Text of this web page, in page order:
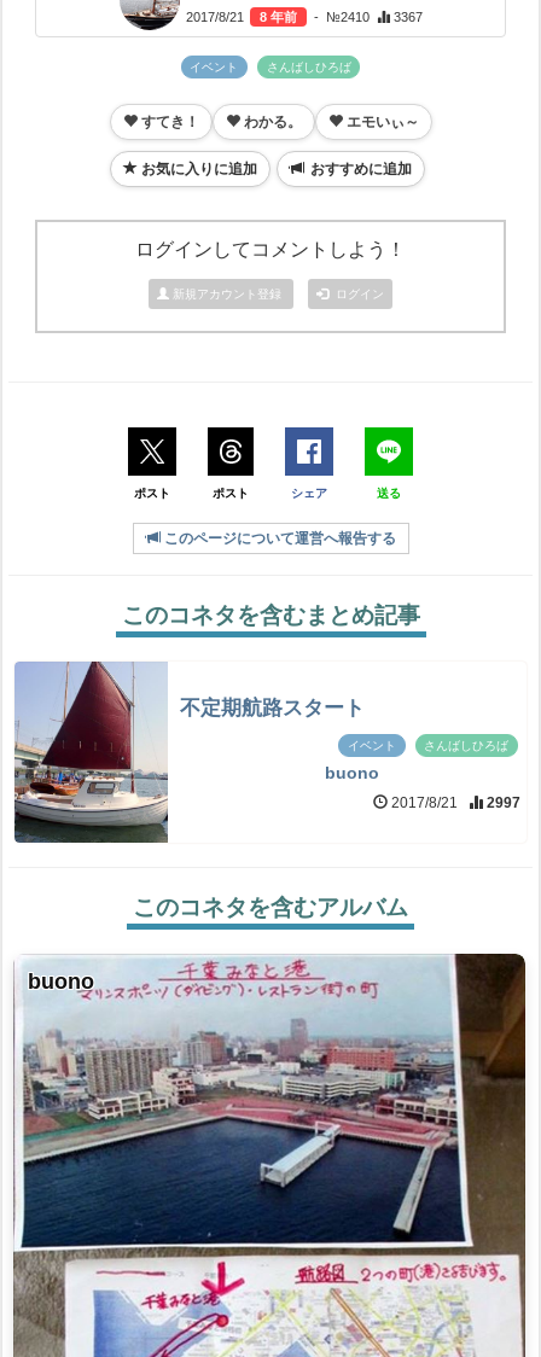
2017/8/21 8 年前 - №2410 3367
イベント さんばしひろば
すてき！ わかる。 エモいぃ～
お気に入りに追加 おすすめに追加
ログインしてコメントしよう！
新規アカウント登録 ログイン
ポスト ポスト シェア 送る
このページについて運営へ報告する
このコネタを含むまとめ記事
不定期航路スタート
イベント さんばしひろば
buono
2017/8/21 2997
このコネタを含むアルバム
buono